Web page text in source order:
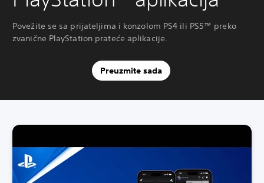
Povežite se sa prijateljima i konzolom PS4 ili PS5™ preko
zvanične PlayStation prateće aplikacije.
Preuzmite sada